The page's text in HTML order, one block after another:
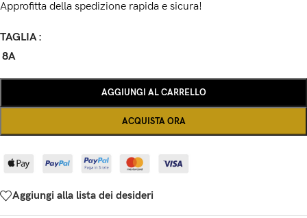
Approfitta della spedizione rapida e sicura!
TAGLIA
8A
AGGIUNGI AL CARRELLO
ACQUISTA ORA
Aggiungi alla lista dei desideri